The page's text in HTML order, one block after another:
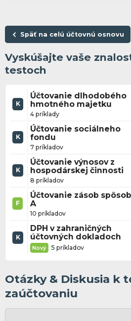
Späť na celú účtovnú osnovu
Vyskúšajte vaše
testoch
K
Účtovanie dlhodobého
hmotného majetku
4 príklady
K
Účtovanie sociálneho
fondu
7 príkladov
K
Účtovanie výnosov z
hospodárskej činnosti
8 príkladov
F
Účtovanie zásob
A
10 príkladov
K
DPH v zahraničných
účtovných dokladoch
Nový 5 príkladov
Otázky & Diskusia k
zaúčtovaniu